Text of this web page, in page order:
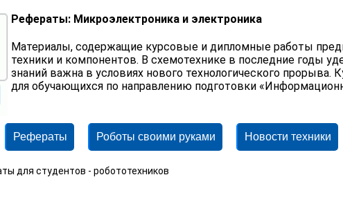
Рефераты: Микроэлектроника и электроника
Материалы, содержащие курсовые и дипломные работы
техники и компонентов. В схемотехнике в последние годы
знаний важна в условиях нового технологического
для обучающихся по направлению подготовки
Рефераты Роботы своими руками Новости техники
для студентов - робототехников